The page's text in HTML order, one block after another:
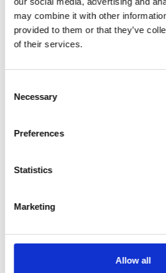
may combine it with other
provided to them or that they’ve
of their services.
Selection
Necessary
Preferences
Statistics
Marketing
Allow all
Pied pour armoire de
Event